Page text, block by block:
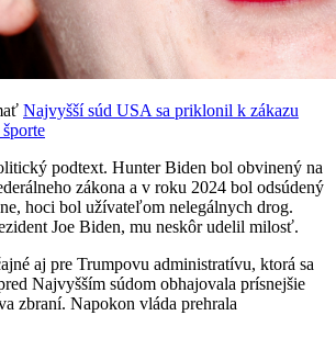
Najvyšší súd USA sa priklonil k zákazu
podtext. Hunter Biden bol obvinený na
zákona a v roku 2024 bol odsúdený
hoci bol užívateľom nelegálnych drog.
Joe Biden, mu neskôr udelil milosť.
aj pre Trumpovu administratívu, ktorá sa
Najvyšším súdom obhajovala prísnejšie
zbraní. Napokon vláda prehrala